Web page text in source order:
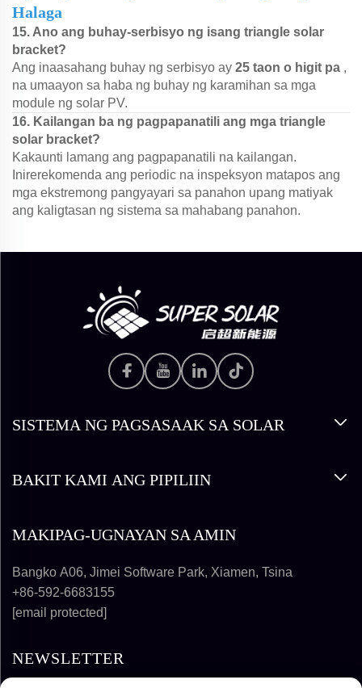
Halaga
15. Ano ang buhay-serbisyo ng isang triangle solar
bracket?
Ang inaasahang buhay ng serbisyo ay 25 taon o higit pa ,
na umaayon sa haba ng buhay ng karamihan sa mga
module ng solar PV.
16. Kailangan ba ng pagpapanatili ang mga triangle
solar bracket?
Kakaunti lamang ang pagpapanatili na kailangan.
Inirerekomenda ang periodic na inspeksyon matapos ang
mga ekstremong pangyayari sa panahon upang matiyak
ang kaligtasan ng sistema sa mahabang panahon.
SISTEMA NG PAGSASAAK SA SOLAR
BAKIT KAMI ANG PIPILIIN
MAKIPAG-UGNAYAN SA AMIN
Bangko A06, Jimei Software Park, Xiamen, Tsina
+86-592-6683155
[email protected]
NEWSLETTER